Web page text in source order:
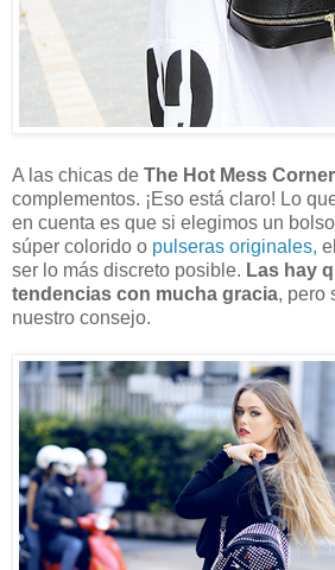
A las chicas de The Hot Mess Corner
complementos. ¡Eso está claro! Lo
en cuenta es que si elegimos un
súper colorido o pulseras originales,
ser lo más discreto posible. Las hay
tendencias con mucha gracia, pero
nuestro consejo.